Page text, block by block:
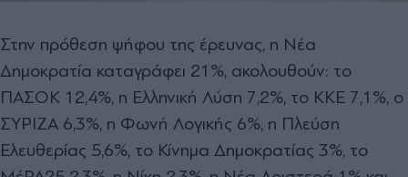
Στην πρόθεση ψήφου της έρευνας, η Νέα
Δημοκρατία καταγράφει 21%, ακολουθούν: το
ΠΑΣΟΚ 12,4%, η Ελληνική Λύση 7,2%, το ΚΚΕ 7,1%, ο
ΣΥΡΙΖΑ 6,3%, η Φωνή Λογικής 6%, η Πλεύση
Ελευθερίας 5,6%, το Κίνημα Δημοκρατίας 3%, το